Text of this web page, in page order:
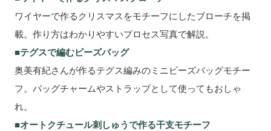
ワイヤーで作るクリスマスをモチーフにしたブローチを掲
載。作り方はわかりやすいプロセス写真で解説。
■テグスで編むビーズバッグ
奥美有紀さんが作るテグス編みのミニビーズバッグモチー
フ。バッグチャームやストラップとして使ってもおしゃ
れ。
■オートクチュール刺しゅうで作る干支モチーフ